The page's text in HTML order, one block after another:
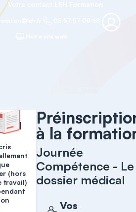
Votre contact
(hors
travail)
à la
Journée
Compétence - Le
dossier médical
Vos